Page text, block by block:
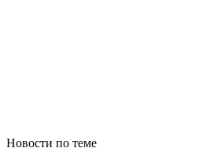
Новости по теме